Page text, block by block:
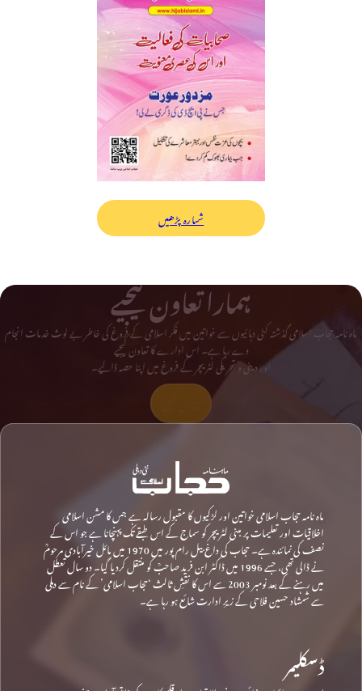
شمارہ پڑھیں
ہمارا تعاون کیجیے
ماہ نامہ حجاب اسلامی گذشتہ کئی دہائیوں سے خواتین میں فکر اسلامی کے فروغ کی خاطر بے لوث خدمات انجام
دے رہا ہے۔ اس ادارے کا تعاون کیجیے
اور دینی و تحریکی لٹریچر کے فروغ میں اپنا حصہ ڈالیے۔
ماہ نامہ حجاب اسلامی خواتین اور لڑکیوں کا مقبول رسالہ ہے جس کا مشن اسلامی
اخلاقیات اور تعلیمات پر مبنی لٹریچر کو سماج کے اس طبقے تک پہنچانا ہے جو اس کے
نصف کی نمائندہ ہے۔ حجاب کی داغ بیل رام پور میں 1970 میں مائل خیرآبادی مرحومؒ
نے ڈالی تھی، جسے 1996 میں ڈاکٹر ابن فرید صاحبؒ کو منتقل کردیا گیا۔ دو سال تعطل
میں رہنے کے بعد نومبر 2003 سے اس کا نقشِ ثالث ‘حجاب اسلامی’ کے نام سے دہلی
سے شمشاد حسین فلاحی کے زیرِ ادارت شائع ہو رہا ہے۔
ڈسکلیمر